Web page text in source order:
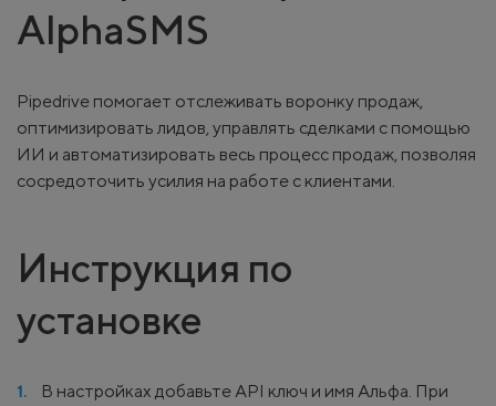
AlphaSMS
Pipedrive помогает отслеживать воронку продаж,
оптимизировать лидов, управлять сделками с помощью
ИИ и автоматизировать весь процесс продаж, позволяя
сосредоточить усилия на работе с клиентами.
Инструкция по
установке
В настройках добавьте API ключ и имя Альфа. При